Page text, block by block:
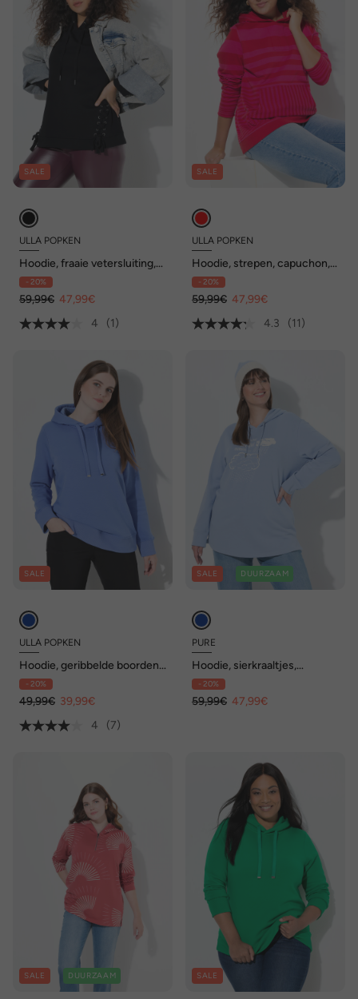
SALE
ULLA POPKEN
Hoodie, fraaie vetersluiting,
capuchon, lange mouwen
- 20%
59,99€ 47,99€
4
(1)
SALE
ULLA POPKEN
Hoodie, strepen, capuchon,
kangoeroezak, lange
mouwen
- 20%
59,99€ 47,99€
4.3
(11)
SALE
ULLA POPKEN
Hoodie, geribbelde boorden,
capuchon, lange mouwen
- 20%
49,99€ 39,99€
4
(7)
SALE DUURZAAM
PURE
Hoodie, sierkraaltjes,
capuchon, lange mouwen,
biologisch katoen
- 20%
59,99€ 47,99€
SALE DUURZAAM SALE